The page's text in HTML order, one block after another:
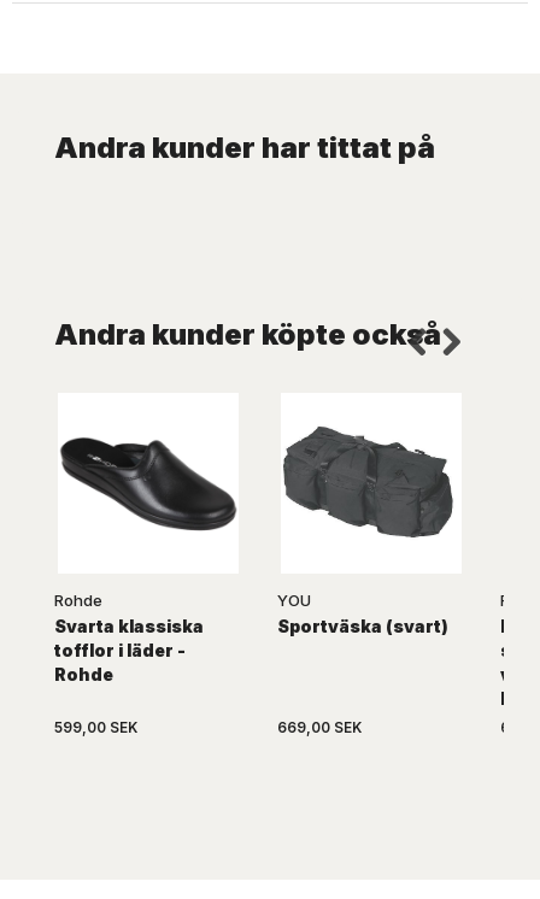
Andra kunder har tittat på
Andra kunder köpte också
Rohde
Svarta klassiska
tofflor i läder -
Rohde
599,00 SEK
YOU
Sportväska (svart)
669,00 SEK